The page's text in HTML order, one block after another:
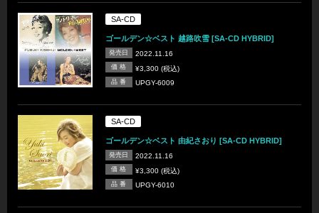
SA-CD
ゴールデン☆ベスト 越路吹雪 [SA-CD HYBRID]
発売日 2022.11.16
価 格 ¥3,300 (税込)
品 番 UPGY-6009
SA-CD
ゴールデン☆ベスト 由紀さおり [SA-CD HYBRID]
発売日 2022.11.16
価 格 ¥3,300 (税込)
品 番 UPGY-6010